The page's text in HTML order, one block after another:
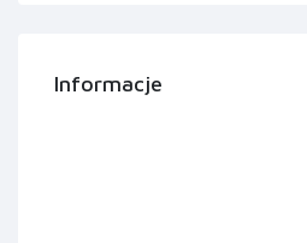
Informacje